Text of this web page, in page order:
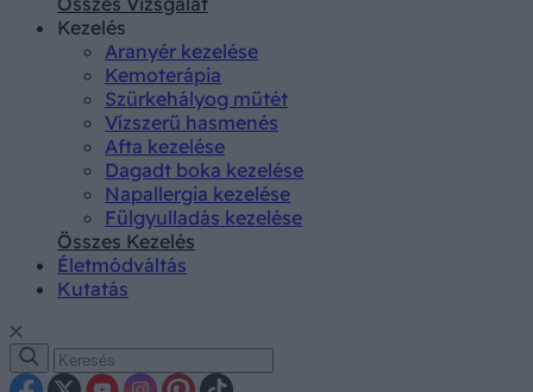
Kezelés
Aranyér kezelése
Kemoterápia
Szürkehályog műtét
Vízszerű hasmenés
Afta kezelése
Dagadt boka kezelése
Napallergia kezelése
Fülgyulladás kezelése
Összes Kezelés
Életmódváltás
Kutatás